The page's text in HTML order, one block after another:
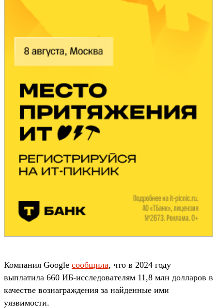
Компания Google сообщила, что в 2024 году
выплатила 660 ИБ-исследователям 11,8 млн долларов в
качестве вознаграждения за найденные ими
уязвимости.